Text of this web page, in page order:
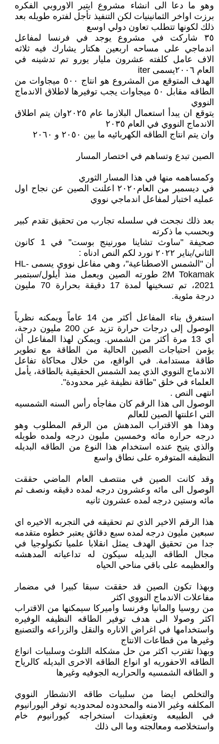
وهو ما دعا الى انشاء مشروع ايتير الاوروبي الفكره
برزت اواخر الثمانينيات لكن التنفيذ تأجل لفتره طويله بعد
ذلك لكونها تتطلب تعاون دولي اوسع
٣٥ شاركت في مشروع يوجد في فرنسا لمفاعل
اندماجي على مساحه اربعين هكتار يشارك فيه ثلاثه
الاف عامل كلفته عشرون مليار يورو تم تدشينه في
العام ٢٠٠٦يسمى iter
الهدف المتوقع من المشروع هو انتاج ٥٠٠ ميجاوات من
الطاقه مقابل ٥٠ ميجاوات يجب توفيرها لاطلاق الاندماج
النووي
يتوقع ان يبدأ استعمال البلازما عام ٢٠٢٥وان يتم اطلاق
الاندماج النووي في العام ٢٠٣٥
وان يتم انتاج الطاقه الكهربائيه ما بين ٢٠٥٠ و ٢٠٦٠
الصين تبدع وتساهم في اختصار المسار
وكمساهمه منها في هذا المسار الثوري
في ديسمبر من العام٢٠٢٠ اعلنت الصين عن نجاح اول
عمليه اختبار لمفاعل اندماجي نووي
بعد ذلك نجحت في سلسله تجارب من تحقيق تقدم كبير
وبحسب ما ذكرته
صحيفة "ساوث تشاينا مورنينج بوست" في 1 كانون
الثاني/يناير ٢٠٢٢ نورد لكم النص ادناه :
أن "الشمس الاصطناعية"، وهي مفاعل نووي يسمى HL-
2M Tokamak طورته الصين ويعمل منذ أيلول/سبتمبر
2021، تم تسخينها لمدة 17 دقيقة بحرارة 70 مليون
درجة مئوية.
استغرق بناء المفاعل أكثر من 14 عاماً ويمكنه نظرياً
الوصول إلى درجات حرارة تزيد عن 200 مليون درجة،
أي 13 مرة أكثر من الشمس. ويمكن لهذا المفاعل أن
يؤمن احتياجات الصين الحالية من الطاقة مع تطوير
طاقة مستدامة. في الواقع، من خلال محاكاة تفاعل
الاندماج النووي الذي يمد الشمس الحقيقية بالطاقة، يأمل
العلماء في خلق "طاقة نظيفة غير محدودة".
انتهى النص .
الوصول الى هذا الرقم كان مفاجأه رأس السنه الشمسيه
التي اعلنتها الصين للعالم
وهذا هو الاقتراب المدهش من الرقم المطلوب وهو
درجه حراره مائه وخمسين مليون درجه ولمده طويله
والذي يتيح عنده استخدام هذا النوع من الطاقه البديله
النظيفه المتوفره على نطاق واسع
وقد كانت الصين في منتصف العام الماضي حققت
الوصول الى مائه وعشرون درجه لمده دقيقه ونصف ثم
مائه وستين درجه لمده عشرون ثانيه
هذا الرقم الاخير الذي تم تحقيقه في التجربه الاخيره اي
سبعين مليون درجه لمده سبع دقائق يعتبر خطوه متقدمه
جدا من تحقيق الهدف يمثل انقلابا علميا تكنولوجيا في
مجال الطاقه البديله سيكون له تداعياته المدهشه
والعظيمه على باقي مناحي الحياه
وبهذا تكون الصين قد حققت سبقا كبيرا في مضمار
مفاعلات الاندماج النووي اكثر
من روسيا والمانيا وفرنسا واميركا سيمكنها من الاقتراب
اكثر وصولا الى هدف توفير الطاقه النظيفه الوفيره
واستخدامها في اغراض الاناره والنقل والزراعه والتصنيع
وغيرها من قطاعات الانتاج
وبهذا تقترب اكثر من حل مشكله التلوث وسلبيات انواع
الطاقه الاحفوريه او انواع الطاقه الاخرى البديله كالرياح
و الطاقه الشمسيه والحراريه الجوفيه وغيرها
والتخلص ايضا من سلبيات طاقه الانشطار النووي
المكلفه وغير الامنه والمحدوده لمحدوديه توفر اليورانيوم
في الطبيعه وتعقيدات استخراجه كيورانيوم خام
واستخلاصه ومعالجته وما الى ذلك